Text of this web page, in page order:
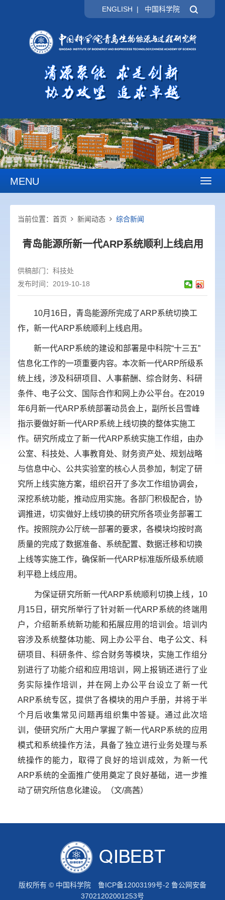
ENGLISH | 中国科学院
MENU
当前位置： 首页 新闻动态 综合新闻
青岛能源所新一代ARP系统顺利上线启用
供稿部门： 科技处
发布时间：2019-10-18
10月 16 日，青岛能源所完成了ARP系统切换工
作，新一代ARP系统顺利上线启用。
新一代ARP系统的建设和部署是中科院“十三五”
信息化工作的一项重要内容。本次新一代ARP所级系
统上线，涉及科研项目、人事薪酬、综合财务、科研
条件、电子公文、国际合作和网上办公平台。在2019
年6月新一代ARP系统部署动员会上，副所长吕雪峰
指示要做好新一代ARP系统上线切换的整体实施工
作。研究所成立了新一代ARP系统实施工作组，由办
公室、科技处、人事教育处、财务资产处、规划战略
与信息中心、公共实验室的核心人员参加，制定了研
究所上线实施方案，组织召开了多次工作组协调会，
深挖系统功能，推动应用实施。 各部门积极配合，协
调推进，切实做好上线切换的研究所各项业务部署工
作。按照院办公厅统一部署的要求，各模块均按时高
质量的完成了数据准备、系统配置、数据迁移和切换
上线等实施工作，确保新一代ARP标准版所级系统顺
利平稳上线应用。
为保证研究所新一代ARP系统顺利切换上线， 10
月 15 日，研究所举行了针对新一代ARP系统的终端用
户，介绍新系统新功能和拓展应用的培训会。培训内
容涉及系统整体功能、网上办公平台、电子公文、科
研项目、科研条件、综合财务等模块，实施工作组分
别进行了功能介绍和应用培训，网上报销还进行了业
务实际操作培训，并在网上办公平台设立了新一代
ARP系统专区，提供了各模块的用户手册，并将于半
个月后收集常见问题再组织集中答疑。通过此次培
训，使研究所广大用户掌握了新一代ARP系统的应用
模式和系统操作方法，具备了独立进行业务处理与系
统操作的能力，取得了良好的培训成效，为新一代
ARP系统的全面推广使用奠定了良好基础，进一步推
动了研究所信息化建设。（文/高茜）
版权所有 © 中国科学院 鲁ICP备12003199号-2 鲁公网安备
37021202001253号